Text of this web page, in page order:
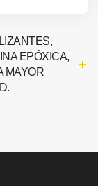
EPÓXICA,
MAYOR